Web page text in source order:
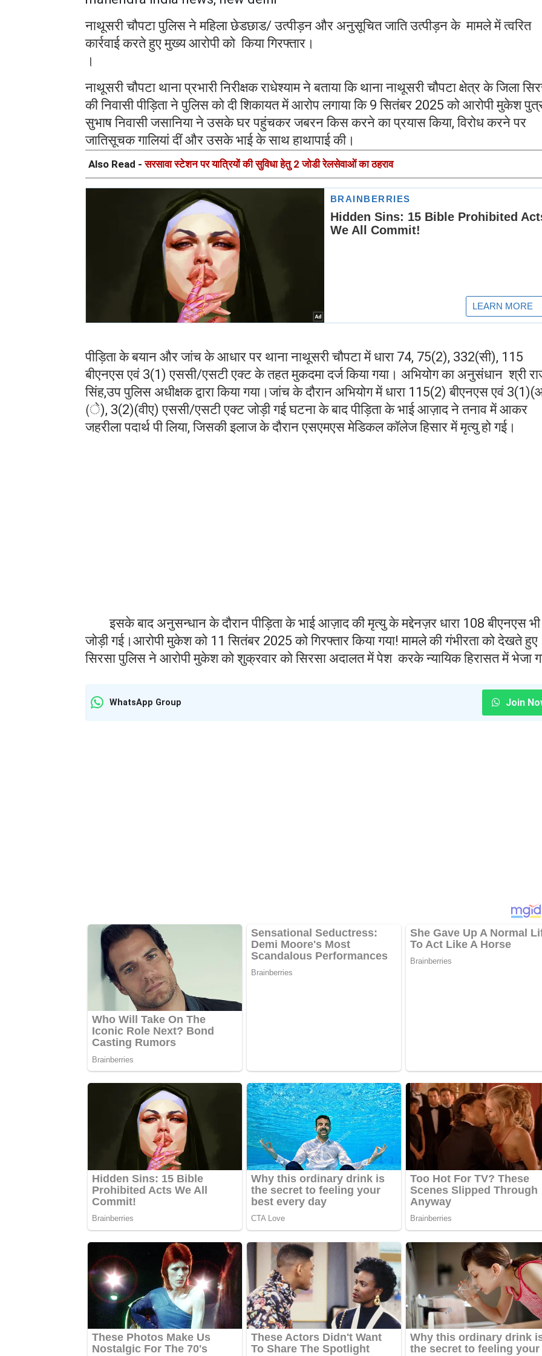
नाथूसरी चौपटा पुलिस ने महिला छेडछाड/ उत्पीड़न और अनुसूचित जाति उत्पीड़न के मामले में त्वरित
कार्रवाई करते हुए मुख्य आरोपी को किया गिरफ्तार।
।
नाथूसरी चौपटा थाना प्रभारी निरीक्षक राधेश्याम ने बताया कि थाना नाथूसरी चौपटा क्षेत्र के जिला
की निवासी पीड़िता ने पुलिस को दी शिकायत में आरोप लगाया कि 9 सितंबर 2025 को आरोपी मुकेश
सुभाष निवासी जसानिया ने उसके घर पहुंचकर जबरन किस करने का प्रयास किया, विरोध करने पर
जातिसूचक गालियां दीं और उसके भाई के साथ हाथापाई की।
Also Read -सरसावा स्टेशन पर यात्रियों की सुविधा हेतु 2 जोडी रेलसेवाओं का ठहराव
पीड़िता के बयान और जांच के आधार पर थाना नाथूसरी चौपटा में धारा 74, 75(2), 332(सी), 115
बीएनएस एवं 3(1) एससी/एसटी एक्ट के तहत मुकदमा दर्ज किया गया। अभियोग का अनुसंधान श्री
सिंह,उप पुलिस अधीक्षक द्वारा किया गया।जांच के दौरान अभियोग में धारा 115(2) बीएनएस एवं
(े), 3(2)(वीए) एससी/एसटी एक्ट जोड़ी गई घटना के बाद पीड़िता के भाई आज़ाद ने तनाव में आकर
जहरीला पदार्थ पी लिया, जिसकी इलाज के दौरान एसएमएस मेडिकल कॉलेज हिसार में मृत्यु हो गई।
इसके बाद अनुसन्धान के दौरान पीड़िता के भाई आज़ाद की मृत्यु के मद्देनज़र धारा 108 बीएनएस भी
जोड़ी गई।आरोपी मुकेश को 11 सितंबर 2025 को गिरफ्तार किया गया! मामले की गंभीरता को देखते हुए
सिरसा पुलिस ने आरोपी मुकेश को शुक्रवार को सिरसा अदालत में पेश करके न्यायिक हिरासत में भेजा
WhatsApp Group Join